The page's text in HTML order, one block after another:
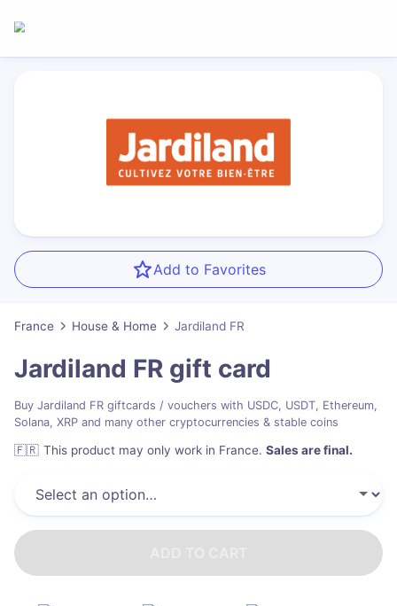
Add to Favorites
France House & Home Jardiland FR
Jardiland FR gift card
Buy Jardiland FR giftcards / vouchers with USDC, USDT, Ethereum,
Solana, XRP and many other cryptocurrencies & stable coins
🇫🇷 This product may only work in France. Sales are final.